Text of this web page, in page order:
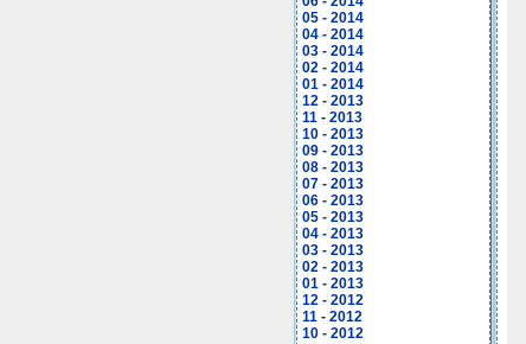
05 - 2014
04 - 2014
03 - 2014
02 - 2014
01 - 2014
12 - 2013
11 - 2013
10 - 2013
09 - 2013
08 - 2013
07 - 2013
06 - 2013
05 - 2013
04 - 2013
03 - 2013
02 - 2013
01 - 2013
12 - 2012
11 - 2012
10 - 2012